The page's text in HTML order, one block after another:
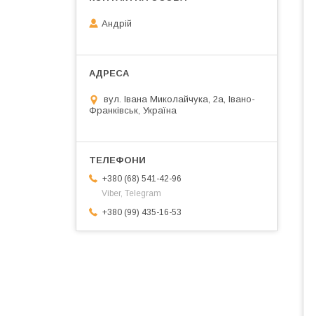
Андрій
вул. Івана Миколайчука, 2а, Івано-
Франківськ, Україна
+380 (68) 541-42-96
Viber, Telegram
+380 (99) 435-16-53